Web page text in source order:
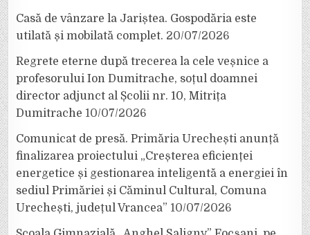
Casă de vânzare la Jariștea. Gospodăria este
utilată și mobilată complet. 20/07/2026
Regrete eterne după trecerea la cele veșnice a
profesorului Ion Dumitrache, soțul doamnei
director adjunct al Școlii nr. 10, Mitrița
Dumitrache 10/07/2026
Comunicat de presă. Primăria Urechești anunță
finalizarea proiectului „Creșterea eficienței
energetice și gestionarea inteligentă a energiei în
sediul Primăriei și Căminul Cultural, Comuna
Urechești, județul Vrancea” 10/07/2026